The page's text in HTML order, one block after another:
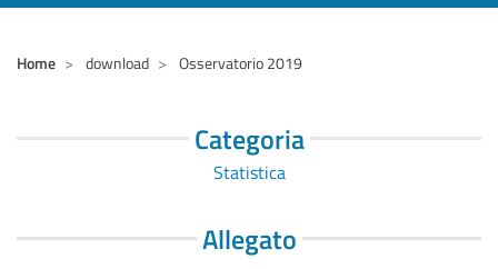
Home download Osservatorio 2019
Categoria
Statistica
Allegato